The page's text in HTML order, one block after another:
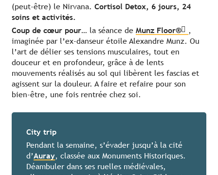
(peut-être) le Nirvana. Cortisol Detox, 6 jours, 24
soins et activités.
Coup de cœur pour… la séance de Munz Floor®
,
imaginée par l’ex-danseur étoile Alexandre Munz. Ou
l’art de délier ses tensions musculaires, tout en
douceur et en profondeur, grâce à de lents
mouvements réalisés au sol qui libèrent les fascias et
agissent sur la douleur. A faire et refaire pour son
bien-être, une fois rentrée chez soi.
City trip
Pendant la semaine, s’évader jusqu’à la cité
d’Auray, classée aux Monuments Historiques.
Déambuler dans ses ruelles médiévales,